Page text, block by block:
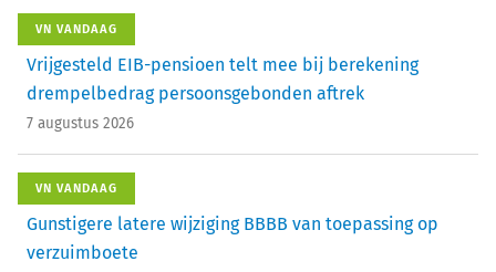
VN VANDAAG
Vrijgesteld EIB-pensioen telt mee bij berekening
drempelbedrag persoonsgebonden aftrek
7 augustus 2026
VN VANDAAG
Gunstigere latere wijziging BBBB van toepassing op
verzuimboete